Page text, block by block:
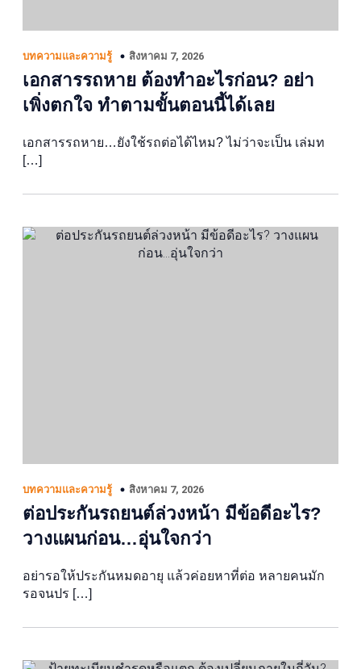
บทความและความรู้ สิงหาคม 7, 2026
เอกสารรถหาย ต้องทำอะไรก่อน? อย่า
เพิ่งตกใจ ทำตามขั้นตอนนี้ได้เลย
เอกสารรถหาย…ยังใช้รถต่อได้ไหม? ไม่ว่าจะเป็น เล่มท
[…]
บทความและความรู้ สิงหาคม 7, 2026
ต่อประกันรถยนต์ล่วงหน้า มีข้อดีอะไร?
วางแผนก่อน…อุ่นใจกว่า
อย่ารอให้ประกันหมดอายุ แล้วค่อยหาที่ต่อ หลายคนมัก
รอจนปร […]